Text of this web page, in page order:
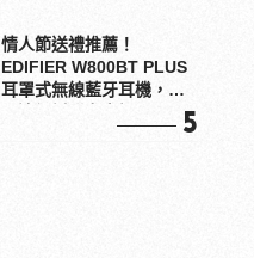
情人節送禮推薦！
EDIFIER W800BT PLUS
耳罩式無線藍牙耳機，在
5